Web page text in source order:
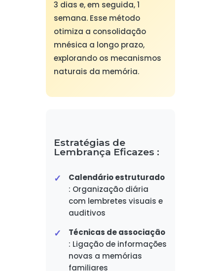
3 dias e, em seguida, 1
semana. Esse método
otimiza a consolidação
mnésica a longo prazo,
explorando os mecanismos
naturais da memória.
Estratégias de
Lembrança Eficazes :
Calendário estruturado
: Organização diária
com lembretes visuais e
auditivos
Técnicas de associação
: Ligação de informações
novas a memórias
familiares